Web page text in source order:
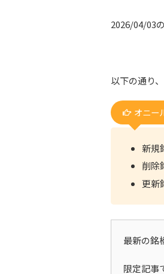
2026/04/03
以下の通り
オニー
新規
削除
更新
最新の銘
限定記事